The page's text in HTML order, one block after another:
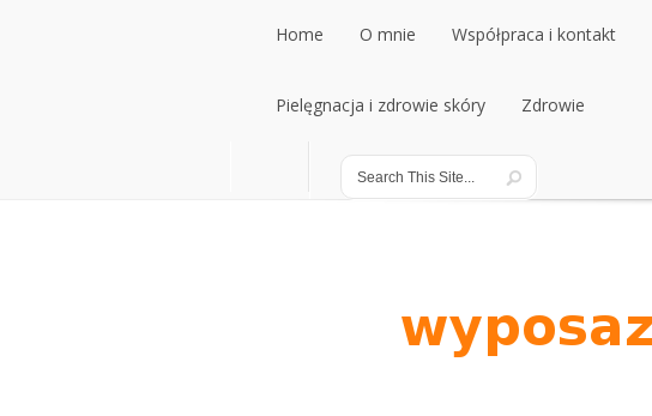
Home
Home
O mnie
O mnie
Współpraca i kontakt
Współpraca i kontakt
Pielęgnacja i zdrowie skóry
Pielęgnacja i zdrowie skóry
Zdrowie